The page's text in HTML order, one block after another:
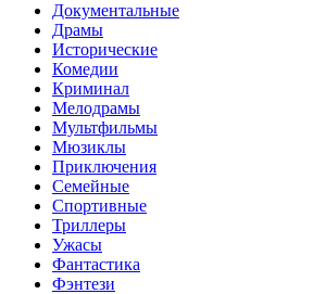
Документальные
Драмы
Исторические
Комедии
Криминал
Мелодрамы
Мультфильмы
Мюзиклы
Приключения
Семейные
Спортивные
Триллеры
Ужасы
Фантастика
Фэнтези